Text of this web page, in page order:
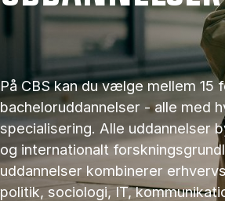
På CBS kan du vælge mellem 15
bacheloruddannelser - alle med
specialisering. Alle uddannelser
og internationalt
uddannelser kombinerer
politik, sociologi, IT,